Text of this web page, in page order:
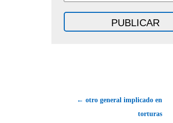
← otro general implicado en
torturas